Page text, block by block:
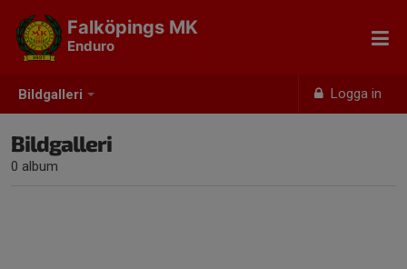
Bildgalleri Logga in
Falköpings MK
Enduro
Bildgalleri
0 album